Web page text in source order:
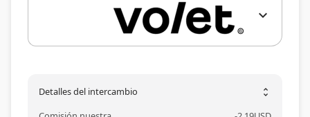
expand_more
Detalles del intercambio unfold_more